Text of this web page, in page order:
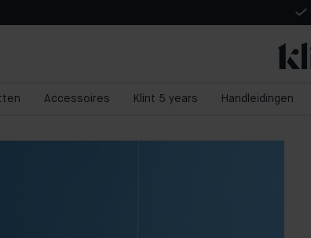
Accessoires Klint 5 years Handleidingen